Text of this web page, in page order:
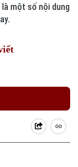
là một số nội dung